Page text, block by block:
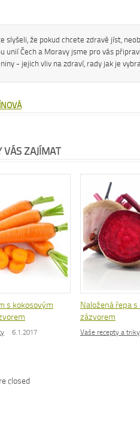
slyšeli, že pokud chcete zdravě jíst,
unií Čech a Moravy jsme pro vás
- jejich vliv na zdraví, rady jak je
VÁS ZAJÍMAT
s kokosovým
6.1.2017
Naložená řepa
zázvorem
Vaše recepty a triky
closed